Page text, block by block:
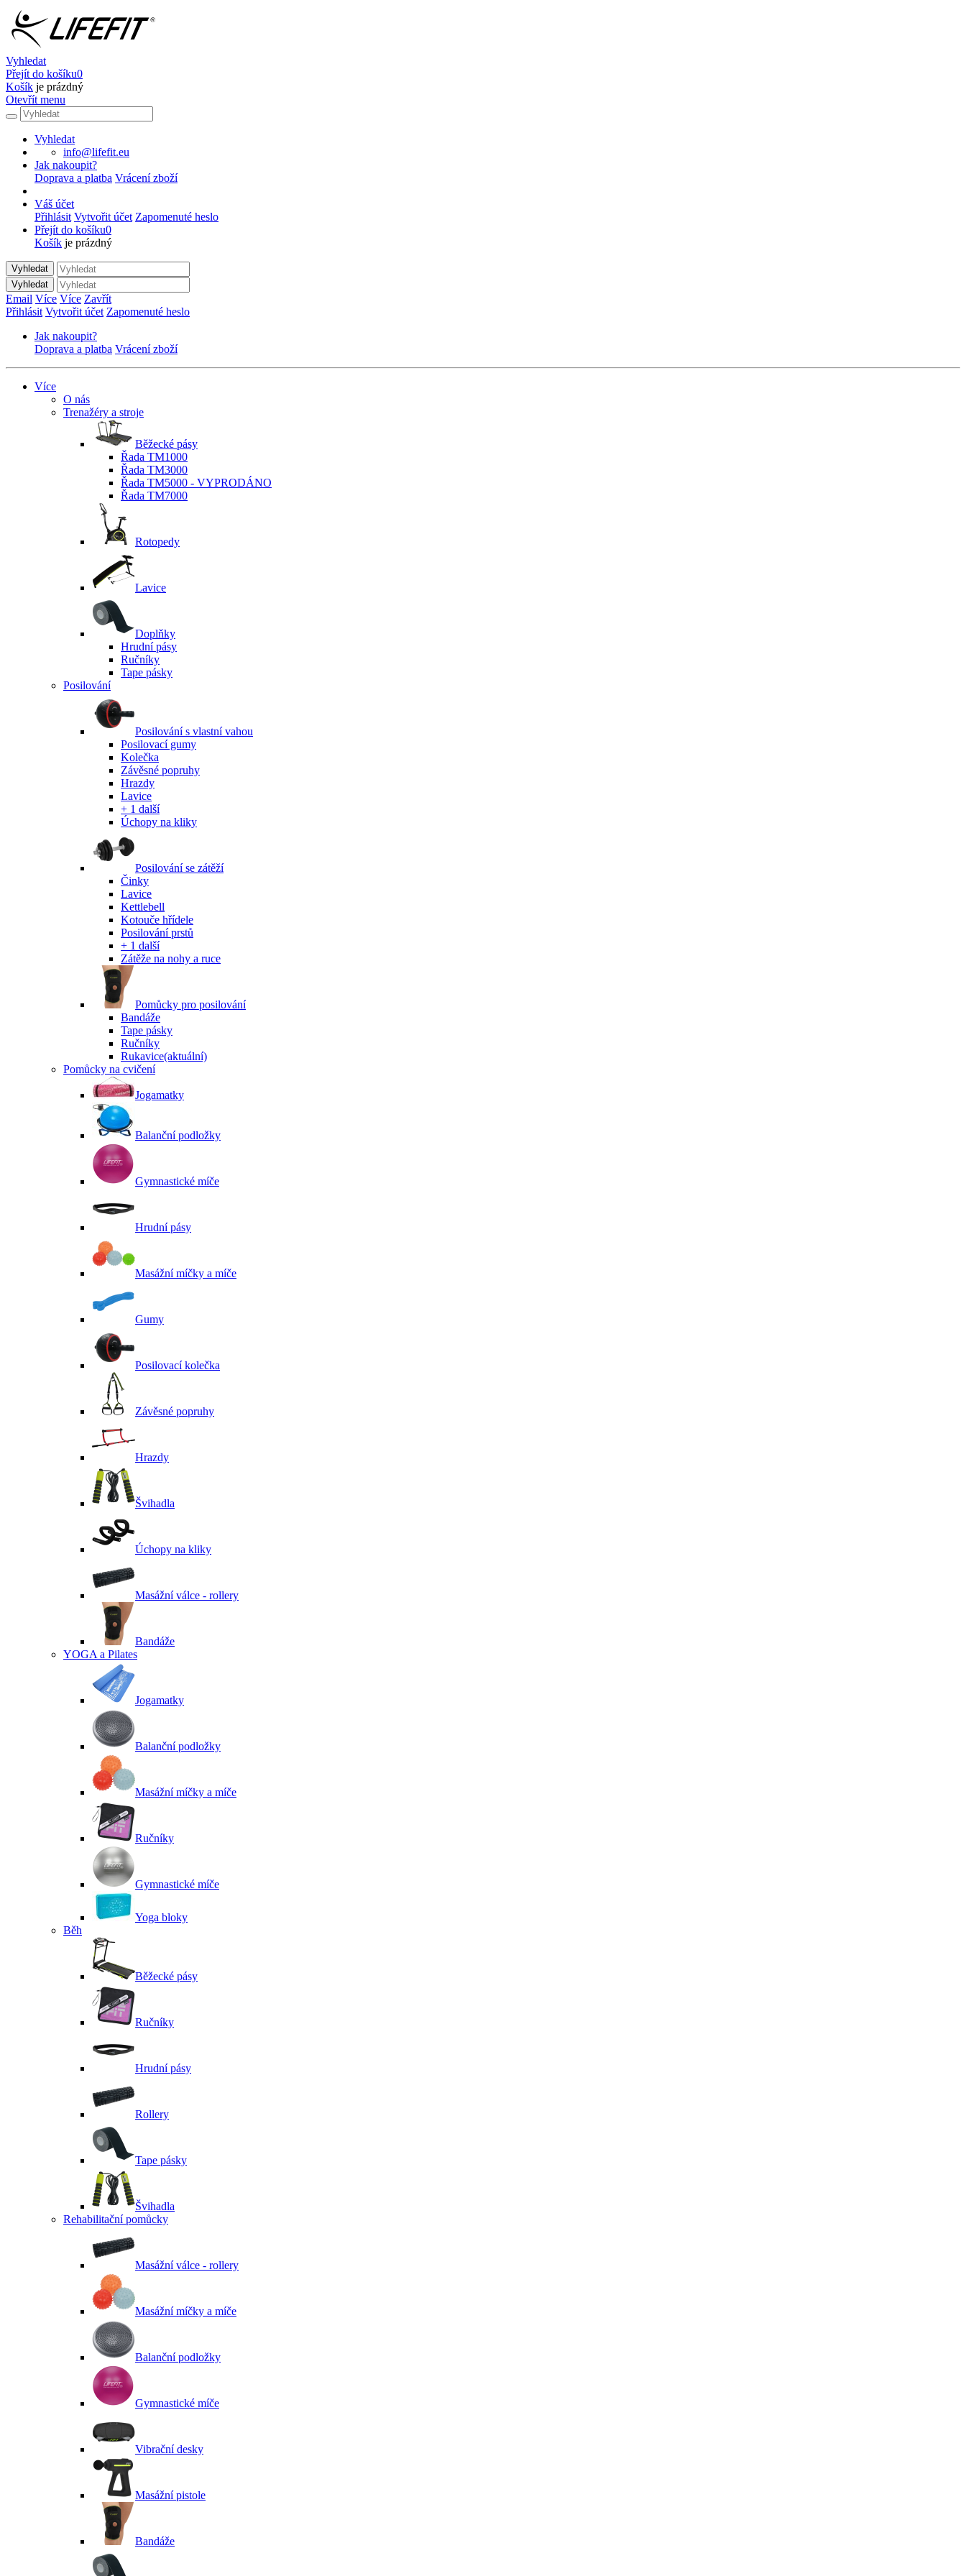
Vyhledat
Přejít do košíku0
Košík je prázdný
Otevřít menu
Vyhledat
info@lifefit.eu
Jak nakoupit?
Doprava a platba Vrácení zboží
Váš účet
Přihlásit Vytvořit účet Zapomenuté heslo
Přejít do košíku0
Košík je prázdný
Vyhledat
Vyhledat
Email Více Více Zavřít
Přihlásit Vytvořit účet Zapomenuté heslo
Jak nakoupit?
Doprava a platba Vrácení zboží
Více
O nás
Trenažéry a stroje
Běžecké pásy
Řada TM1000
Řada TM3000
Řada TM5000 - VYPRODÁNO
Řada TM7000
Rotopedy
Lavice
Doplňky
Hrudní pásy
Ručníky
Tape pásky
Posilování
Posilování s vlastní vahou
Posilovací gumy
Kolečka
Závěsné popruhy
Hrazdy
Lavice
+ 1 další
Úchopy na kliky
Posilování se zátěží
Činky
Lavice
Kettlebell
Kotouče hřídele
Posilování prstů
+ 1 další
Zátěže na nohy a ruce
Pomůcky pro posilování
Bandáže
Tape pásky
Ručníky
Rukavice(aktuální)
Pomůcky na cvičení
Jogamatky
Balanční podložky
Gymnastické míče
Hrudní pásy
Masážní míčky a míče
Gumy
Posilovací kolečka
Závěsné popruhy
Hrazdy
Švihadla
Úchopy na kliky
Masážní válce - rollery
Bandáže
YOGA a Pilates
Jogamatky
Balanční podložky
Masážní míčky a míče
Ručníky
Gymnastické míče
Yoga bloky
Běh
Běžecké pásy
Ručníky
Hrudní pásy
Rollery
Tape pásky
Švihadla
Rehabilitační pomůcky
Masážní válce - rollery
Masážní míčky a míče
Balanční podložky
Gymnastické míče
Vibrační desky
Masážní pistole
Bandáže